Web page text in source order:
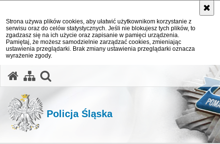
Strona używa plików cookies, aby ułatwić użytkownikom korzystanie z
serwisu oraz do celów statystycznych. Jeśli nie blokujesz tych plików, to
zgadzasz się na ich użycie oraz zapisanie w pamięci urządzenia.
Pamiętaj, że możesz samodzielnie zarządzać cookies, zmieniając
ustawienia przeglądarki. Brak zmiany ustawienia przeglądarki oznacza
wyrażenie zgody.
Policja Śląska